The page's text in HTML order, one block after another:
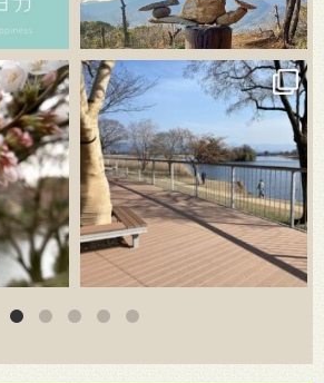
3月 18